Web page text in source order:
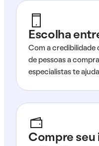
Escolha
Com a credibilidade
de pessoas a
especialistas te
Compre seu